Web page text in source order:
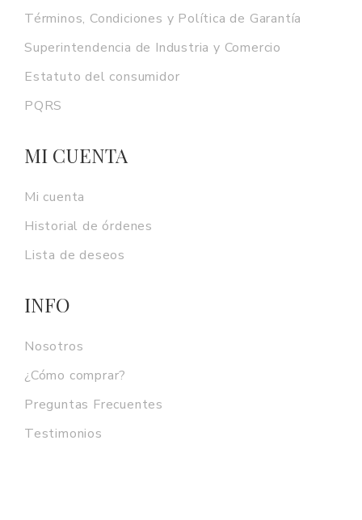
Términos, Condiciones y Política de Garantía
Superintendencia de Industria y Comercio
Estatuto del consumidor
PQRS
MI CUENTA
Mi cuenta
Historial de órdenes
Lista de deseos
INFO
Nosotros
¿Cómo comprar?
Preguntas Frecuentes
Testimonios